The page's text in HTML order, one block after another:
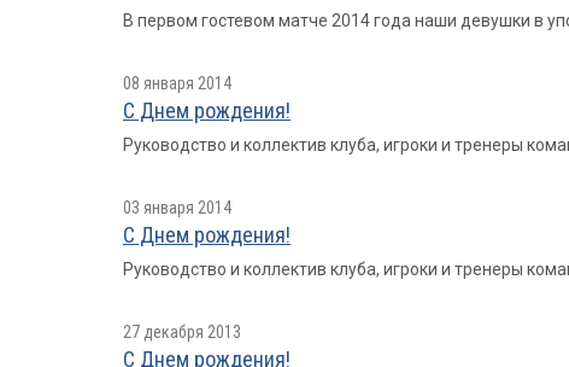
В первом гостевом матче 2014 года наши девушки в
08 января 2014
С Днем рождения!
Руководство и коллектив клуба, игроки и тренеры
03 января 2014
С Днем рождения!
Руководство и коллектив клуба, игроки и тренеры
27 декабря 2013
С Днем рождения!